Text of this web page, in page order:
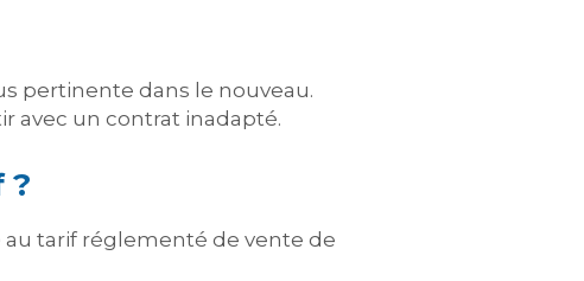
pertinente dans le nouveau.
avec un contrat inadapté.
?
tarif réglementé de vente de